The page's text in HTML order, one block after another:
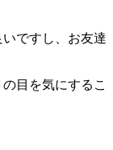
ですし、お友達
目を気にするこ